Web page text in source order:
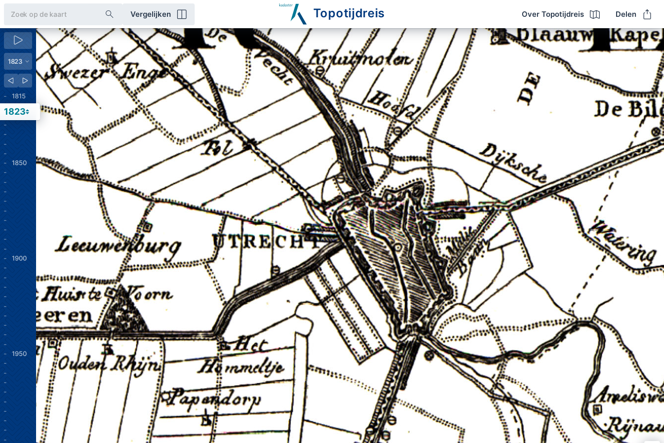
Vergelijken Topotijdreis Over Topotijdreis Delen
1823
1815
1850
1900
1950